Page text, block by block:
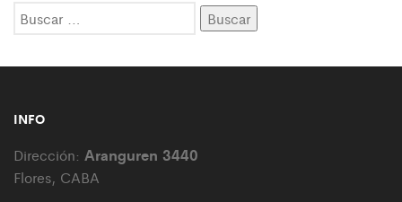
Buscar:
INFO
Dirección: Aranguren 3440
Flores, CABA